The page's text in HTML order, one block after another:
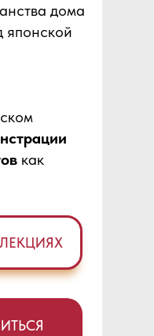
дома
японской
как